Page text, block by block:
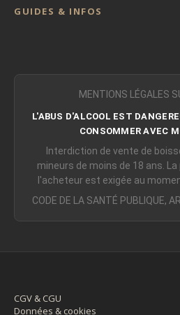
GUIDES & INFOS
MENTIONS LÉGALES
L'ABUS D'ALCOOL EST
CONSOMMER AVEC
Interdiction de vente de
mineurs de moins de 18 ans.
l'acheteur est exigée au
CODE DE LA SANTÉ PUBLIQUE,
CGV & CGU
Données & cookies